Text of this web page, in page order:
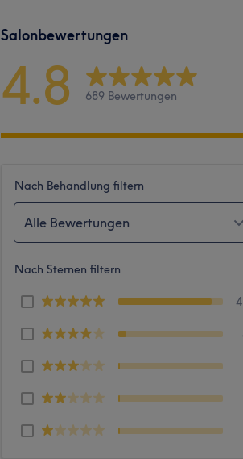
Salonbewertungen
4.8 689 Bewertungen
Nach Behandlung filtern
Alle Bewertungen
Nach Sternen filtern